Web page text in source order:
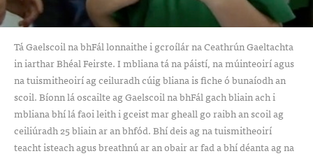
Tá Gaelscoil na bhFál lonnaithe i gcroílár na Ceathrún Gaeltachta
in iarthar Bhéal Feirste. I mbliana tá na páistí, na múinteoirí agus
na tuismitheoirí ag ceiluradh cúig bliana is fiche ó bunaíodh an
scoil. Bíonn lá oscailte ag Gaelscoil na bhFál gach bliain ach i
mbliana bhí lá faoi leith i gceist mar gheall go raibh an scoil ag
ceiliúradh 25 bliain ar an bhfód. Bhí deis ag na tuismitheoirí
teacht isteach agus breathnú ar an obair ar fad a bhí déanta ag na